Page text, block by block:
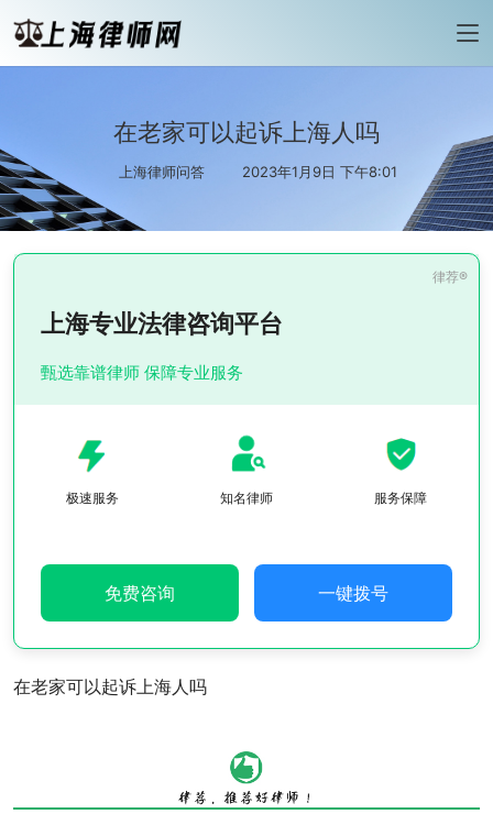
在老家可以起诉上海人吗
上海律师问答 2023年1月9日 下午8:01
上海专业法律咨询平台
甄选靠谱律师 保障专业服务
极速服务 知名律师 服务保障
免费咨询 一键拨号
在老家可以起诉上海人吗